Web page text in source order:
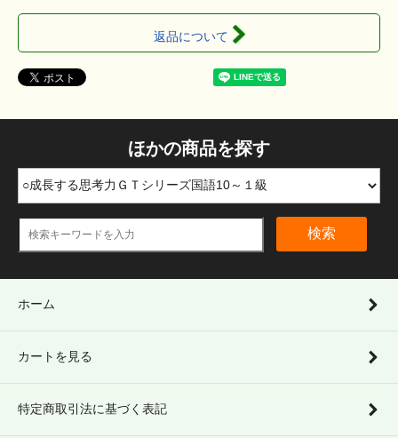
返品について
ほかの商品を探す
検索
ホーム
カートを見る
特定商取引法に基づく表記